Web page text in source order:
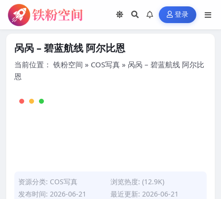
登录
呙呙 – 碧蓝航线 阿尔比恩
当前位置： 铁粉空间 » COS写真 » 呙呙 – 碧蓝航线 阿尔比
恩
资源分类: COS写真
浏览热度: (12.9K)
发布时间: 2026-06-21
最近更新: 2026-06-21